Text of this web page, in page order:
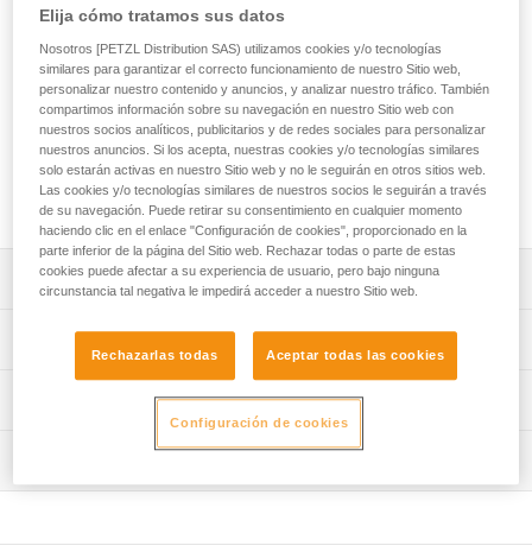
Funda ASAP’SORBER AXESS
Funda de recambio para absorbedor de energía
ASAP’SORBER AXESS
Funda de recambio para absorbedor de energía
ASAP’SORBER AXESS. Varias referencias disponibles en
función de la generación de ASAP’SORBER AXESS.
Descripción
Funda ASAP’SORBER AXESS, referencia L071EC00,
compatible con:
- ASAP’SORBER AXESS (L071CC00) comercializado a
partir de 2026.
Funda ASAP’SORBER AXESS, referencia L071EA00,
- ASAP’SORBER AXESS (L071CB00) comercializado
Características técnicas
Características por referencia
Garantía : 3 Años
Referencia : L071EC00
Información técnica
Elija cómo tratamos sus datos
Nosotros [PETZL Distribution SAS) utilizamos cookies y/o tecnologías
similares para garantizar el correcto funcionamiento de nuestro Sitio web,
personalizar nuestro contenido y anuncios, y analizar nuestro tráfico. También
compartimos información sobre su navegación en nuestro Sitio web con
nuestros socios analíticos, publicitarios y de redes sociales para personalizar
nuestros anuncios. Si los acepta, nuestras cookies y/o tecnologías similares
solo estarán activas en nuestro Sitio web y no le seguirán en otros sitios web.
Las cookies y/o tecnologías similares de nuestros socios le seguirán a través
de su navegación. Puede retirar su consentimiento en cualquier momento
haciendo clic en el enlace "Configuración de cookies", proporcionado en la
parte inferior de la página del Sitio web. Rechazar todas o parte de estas
cookies puede afectar a su experiencia de usuario, pero bajo ninguna
circunstancia tal negativa le impedirá acceder a nuestro Sitio web.
Rechazarlas todas Aceptar todas las cookies
Configuración de cookies